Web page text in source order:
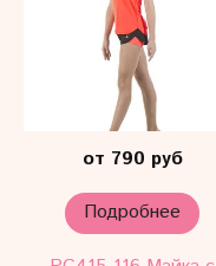
от 790 руб
Подробнее